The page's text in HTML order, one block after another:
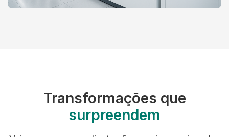
Transformações que
surpreendem